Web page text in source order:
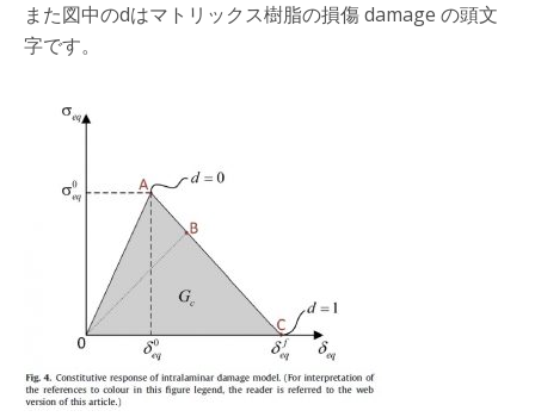
また図中のdはマトリックス樹脂の損傷 damage の頭文
字です。